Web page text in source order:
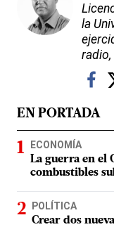
la
EN PORTADA
ECONOMÍA
La guerra en el
combustibles
POLÍTICA
Crear dos